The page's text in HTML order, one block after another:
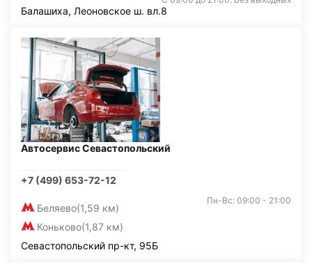
Балашиха, Леоновское ш. вл.8
Автосервис Севастопольский
+7 (499) 653-72-12
Беляево(1,59 км)
Коньково(1,87 км)
Пн-Вс: 09:00 - 21:00
Севастопольский пр-кт, 95Б